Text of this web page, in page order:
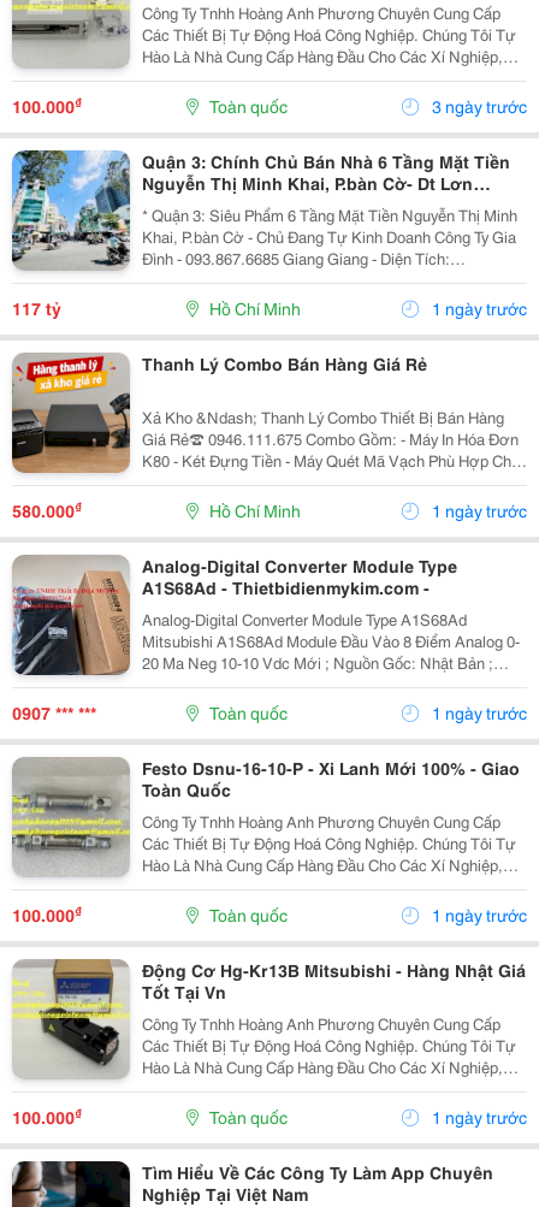
Công Ty Tnhh Hoàng Anh Phương Chuyên Cung Cấp
Các Thiết Bị Tự Động Hoá Công Nghiệp. Chúng Tôi Tự
Hào Là Nhà Cung Cấp Hàng Đầu Cho Các Xí Nghiệp,
Nhà Máy Lớn Tại Việt Nam. Những Sản Phẩm Quý
Khách Cần Ở Đây Chúng Tôi Đều Có Bán. Hàng Nhập...
100.000₫ Toàn quốc 3 ngày trước
Quận 3: Chính Chủ Bán Nhà 6 Tầng Mặt Tiền
Nguyễn Thị Minh Khai, P.bàn Cờ- Dt Lơn
268M2 Ngang 12M*33M- Tương Lai Nhà Thêm
Mt Lướn Bên Hông
* Quận 3: Siêu Phẩm 6 Tầng Mặt Tiền Nguyễn Thị Minh
Khai, P.bàn Cờ - Chủ Đang Tự Kinh Doanh Công Ty Gia
Đình - 093.867.6685 Giang Giang - Diện Tích:
140M2/268M2 - Ngang 4M Nở Hậu 12M * 33M. - Kết
Cấu: 6 Tầng - Sân Thượng - Thang Máy - Sẵn 1 Phòng...
117 tỷ Hồ Chí Minh 1 ngày trước
Thanh Lý Combo Bán Hàng Giá Rẻ
Xả Kho &Ndash; Thanh Lý Combo Thiết Bị Bán Hàng
Giá Rẻ☎️ 0946.111.675 Combo Gồm: - Máy In Hóa Đơn
K80 - Két Đựng Tiền - Máy Quét Mã Vạch Phù Hợp Cho
Tạp Hóa, Shop, Siêu Thị Mini, Quán Ăn, Cafe... ☎️ Liên
Hệ: 0946.111.675 Kazuko Việt Nam...
580.000₫ Hồ Chí Minh 1 ngày trước
Analog-Digital Converter Module Type
A1S68Ad - Thietbidienmykim.com -
Analog-Digital Converter Module Type A1S68Ad
Mitsubishi A1S68Ad Module Đầu Vào 8 Điểm Analog 0-
20 Ma Neg 10-10 Vdc Mới ; Nguồn Gốc: Nhật Bản ;
Hàng Hiệu: Mitsubishi ; Chứng Nhận: Ce ; Số Mô Hình:
A1S68Ad ... Công Ty Tnhh Thiết Bị Điện Mỹ...
0907 *** *** Toàn quốc 1 ngày trước
Festo Dsnu-16-10-P - Xi Lanh Mới 100% - Giao
Toàn Quốc
Công Ty Tnhh Hoàng Anh Phương Chuyên Cung Cấp
Các Thiết Bị Tự Động Hoá Công Nghiệp. Chúng Tôi Tự
Hào Là Nhà Cung Cấp Hàng Đầu Cho Các Xí Nghiệp,
Nhà Máy Lớn Tại Việt Nam. Những Sản Phẩm Quý
Khách Cần Ở Đây Chúng Tôi Đều Có Bán. Hàng Nhập...
100.000₫ Toàn quốc 1 ngày trước
Động Cơ Hg-Kr13B Mitsubishi - Hàng Nhật Giá
Tốt Tại Vn
Công Ty Tnhh Hoàng Anh Phương Chuyên Cung Cấp
Các Thiết Bị Tự Động Hoá Công Nghiệp. Chúng Tôi Tự
Hào Là Nhà Cung Cấp Hàng Đầu Cho Các Xí Nghiệp,
Nhà Máy Lớn Tại Việt Nam. Những Sản Phẩm Quý
Khách Cần Ở Đây Chúng Tôi Đều Có Bán. Hàng Nhập...
100.000₫ Toàn quốc 1 ngày trước
Tìm Hiểu Về Các Công Ty Làm App Chuyên
Nghiệp Tại Việt Nam